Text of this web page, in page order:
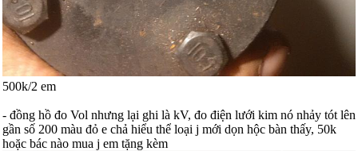
500k/2 em
- đồng hồ đo Vol nhưng lại ghi là kV, đo điện lưới kim nó nhảy tót lên
gần số 200 màu đỏ e chả hiểu thể loại j mới dọn hộc bàn thấy, 50k
hoặc bác nào mua j em tặng kèm